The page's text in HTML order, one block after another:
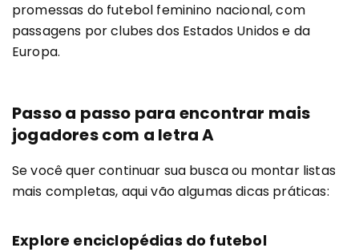
promessas do futebol feminino nacional, com
passagens por clubes dos Estados Unidos e da
Europa.
Passo a passo para encontrar mais
jogadores com a letra A
Se você quer continuar sua busca ou montar listas
mais completas, aqui vão algumas dicas práticas:
Explore enciclopédias do futebol